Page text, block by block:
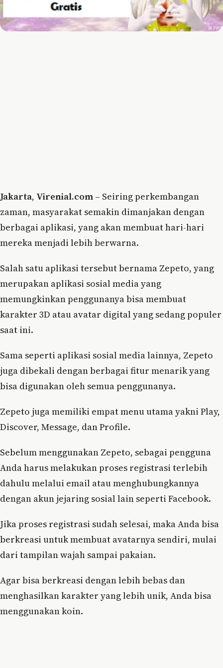
Jakarta, Virenial.com – Seiring perkembangan
zaman, masyarakat semakin dimanjakan dengan
berbagai aplikasi, yang akan membuat hari-hari
mereka menjadi lebih berwarna.
Salah satu aplikasi tersebut bernama Zepeto, yang
merupakan aplikasi sosial media yang
memungkinkan penggunanya bisa membuat
karakter 3D atau avatar digital yang sedang populer
saat ini.
Sama seperti aplikasi sosial media lainnya, Zepeto
juga dibekali dengan berbagai fitur menarik yang
bisa digunakan oleh semua penggunanya.
Zepeto juga memiliki empat menu utama yakni Play,
Discover, Message, dan Profile.
Sebelum menggunakan Zepeto, sebagai pengguna
Anda harus melakukan proses registrasi terlebih
dahulu melalui email atau menghubungkannya
dengan akun jejaring sosial lain seperti Facebook.
Jika proses registrasi sudah selesai, maka Anda bisa
berkreasi untuk membuat avatarnya sendiri, mulai
dari tampilan wajah sampai pakaian.
Agar bisa berkreasi dengan lebih bebas dan
menghasilkan karakter yang lebih unik, Anda bisa
menggunakan koin.